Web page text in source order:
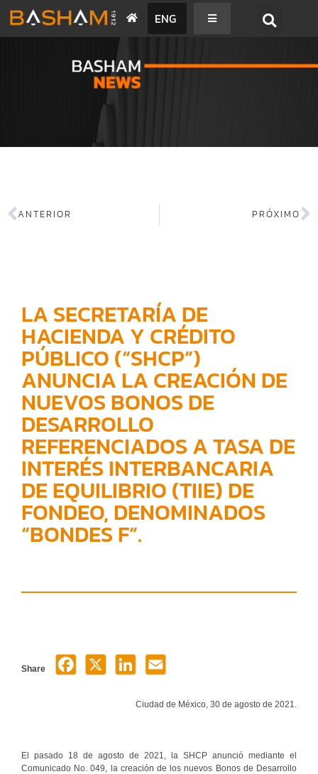
ENG
ANTERIOR PRÓXIMO
LA SECRETARÍA DE
HACIENDA Y CRÉDITO
PÚBLICO (“SHCP”)
ANUNCIA LA CREACIÓN DE
NUEVOS BONOS DE
DESARROLLO
REFERENCIADOS A TASA DE
INTERÉS INTERBANCARIA
DE EQUILIBRIO (TIIE) DE
FONDEO, DENOMINADOS
“BONDES F”.
Share
Ciudad de México, 30 de agosto de 2021.
El pasado 18 de agosto de 2021, la SHCP anunció mediante el
Comunicado No. 049, la creación de los nuevos Bonos de Desarrollo